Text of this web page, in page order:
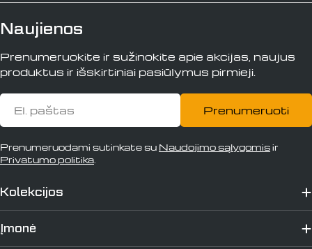
Kolekcijos
Įmonė
Naujienos
Prenumeruokite ir sužinokite apie akcijas, naujus
produktus ir išskirtiniai pasiūlymus pirmieji.
El.
paštas
Prenumeruoti
Prenumeruodami sutinkate su Naudojimo sąlygomisir
Privatumo politika